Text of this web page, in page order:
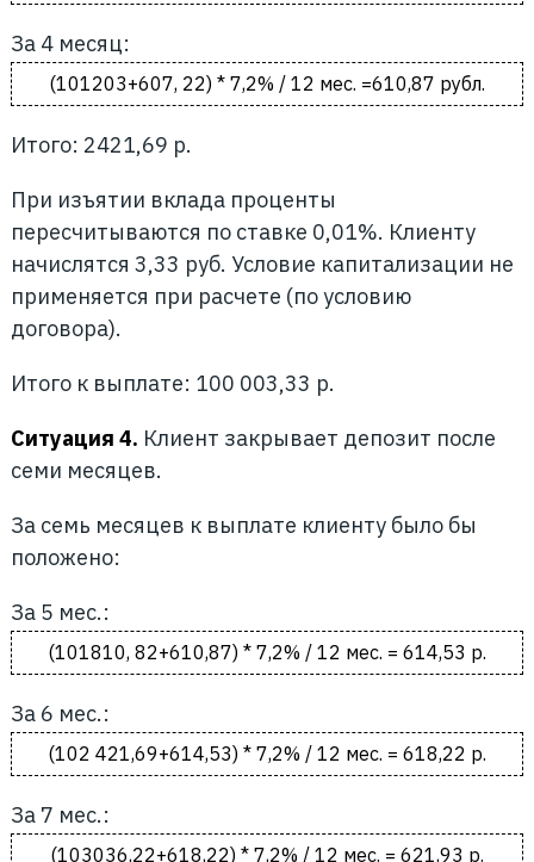
За 4 месяц:
(101203+607, 22) * 7,2% / 12 мес. =610,87 рубл.
Итого: 2421,69 р.
При изъятии вклада проценты
пересчитываются по ставке 0,01%. Клиенту
начислятся 3,33 руб. Условие капитализации не
применяется при расчете (по условию
договора).
Итого к выплате: 100 003,33 р.
Ситуация 4. Клиент закрывает депозит после
семи месяцев.
За семь месяцев к выплате клиенту было бы
положено:
За 5 мес.:
(101810, 82+610,87) * 7,2% / 12 мес. = 614,53 р.
За 6 мес.:
(102 421,69+614,53) * 7,2% / 12 мес. = 618,22 р.
За 7 мес.:
(103036,22+618,22) * 7,2% / 12 мес. = 621,93 р.